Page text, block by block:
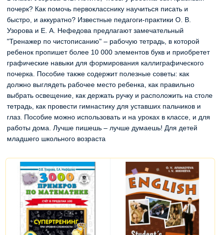
почерк? Как помочь первокласснику научиться писать и
быстро, и аккуратно? Известные педагоги-практики О. В.
Узорова и Е. А. Нефедова предлагают замечательный
"Тренажер по чистописанию" – рабочую тетрадь, в которой
ребенок пропишет более 10 000 элементов букв и приобретет
графические навыки для формирования каллиграфического
почерка. Пособие также содержит полезные советы: как
должно выглядеть рабочее место ребенка, как правильно
выбрать освещение, как держать ручку и расположить на столе
тетрадь, как провести гимнастику для уставших пальчиков и
глаз. Пособие можно использовать и на уроках в классе, и для
работы дома. Лучше пишешь – лучше думаешь! Для детей
младшего школьного возраста